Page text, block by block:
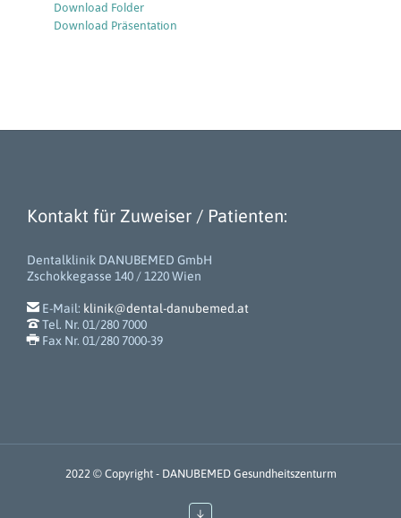
Download Folder
Download Präsentation
Kontakt für Zuweiser / Patienten:
Dentalklinik DANUBEMED GmbH
Zschokkegasse 140 / 1220 Wien
 E-Mail: klinik@dental-danubemed.at
 Tel. Nr. 01/280 7000
 Fax Nr. 01/280 7000-39
2022 © Copyright - DANUBEMED Gesundheitszenturm
↓